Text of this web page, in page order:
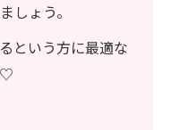
しょう。
という方に最適な
♡